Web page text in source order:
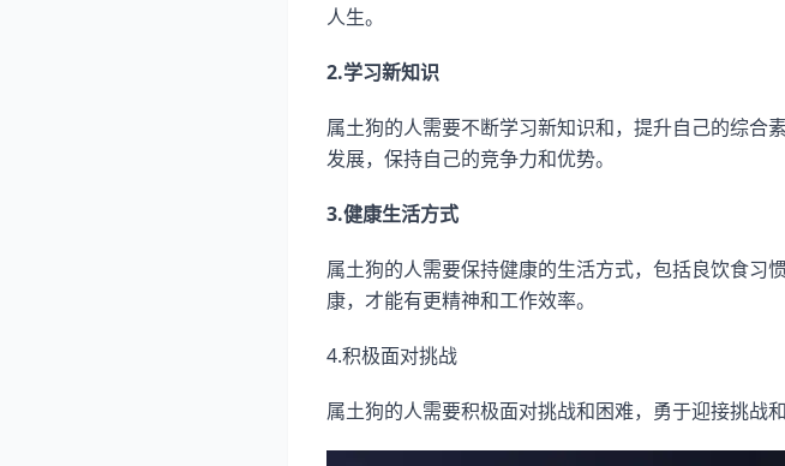
人生。
2.学习新知识
属土狗的人需要不断学习新知识和，提升自己的综合
发展，保持自己的竞争力和优势。
3.健康生活方式
属土狗的人需要保持健康的生活方式，包括良饮食习
康，才能有更精神和工作效率。
4.积极面对挑战
属土狗的人需要积极面对挑战和困难，勇于迎接挑战